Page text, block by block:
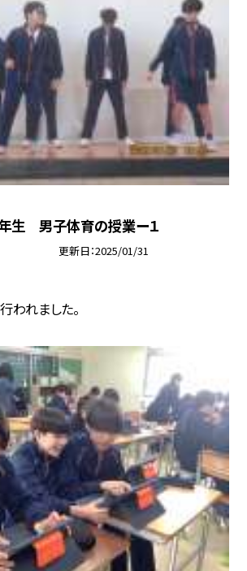
年生 男子体育の授業ー１
更新日 2025/01/31
われました。